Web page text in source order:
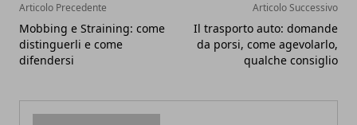
Articolo Precedente
Mobbing e Straining: come
distinguerli e come
difendersi
Articolo Successivo
Il trasporto auto: domande
da porsi, come agevolarlo,
qualche consiglio